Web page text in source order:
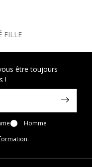
FILLE
être toujours
!
Homme
.